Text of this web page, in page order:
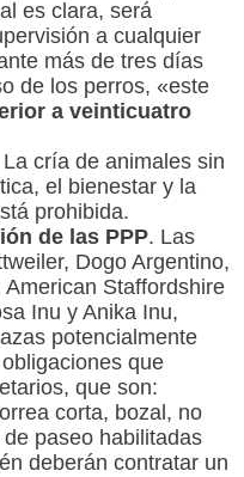
es clara, será
a cualquier
más de tres días
de los perros, «este
a veinticuatro
La cría de animales sin
el bienestar y la
prohibida.
de las PPP. Las
Dogo Argentino,
Staffordshire
Inu y Anika Inu,
potencialmente
que
que son:
corta, bozal, no
paseo habilitadas
deberán contratar un